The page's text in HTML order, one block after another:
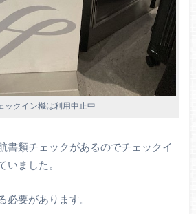
ックイン機は利用中止中
書類チェックがあるのでチェックイ
いました。
必要があります。